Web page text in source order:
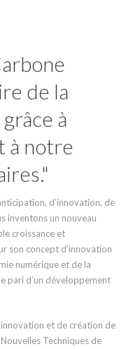
de la
à
à notre
d’innovation, de
inventons un nouveau
croissance et
son concept d’innovation
numérique et de la
pari d’un développement
et de création de
Techniques de